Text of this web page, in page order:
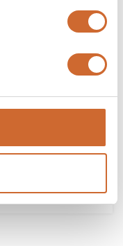
WX